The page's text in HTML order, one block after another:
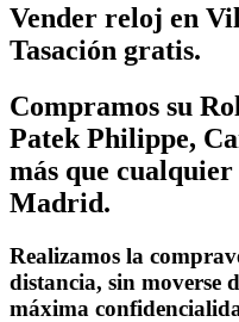
Vender reloj en
Tasación gratis.
Compramos su
Patek Philippe,
más que
Madrid.
Realizamos la
distancia, sin moverse
máxima